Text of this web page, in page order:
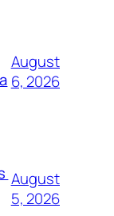
August
6, 2026
August
5, 2026